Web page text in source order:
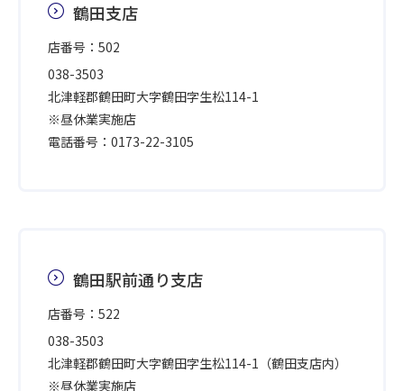
鶴田支店
店番号：502
038-3503
北津軽郡鶴田町大字鶴田字生松114-1
※昼休業実施店
電話番号：0173-22-3105
鶴田駅前通り支店
店番号：522
038-3503
北津軽郡鶴田町大字鶴田字生松114-1（鶴田支店内）
※昼休業実施店